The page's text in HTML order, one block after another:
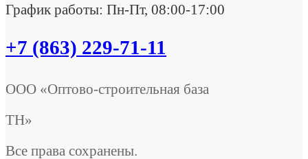
График работы: Пн-Пт, 08:00-17:00
+7 (863) 229-71-11
ООО «Оптово-строительная база
ТН»
Все права сохранены.